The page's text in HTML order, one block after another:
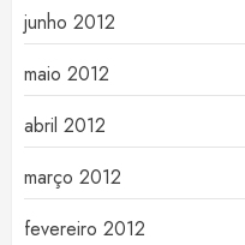
junho 2012
maio 2012
abril 2012
março 2012
fevereiro 2012